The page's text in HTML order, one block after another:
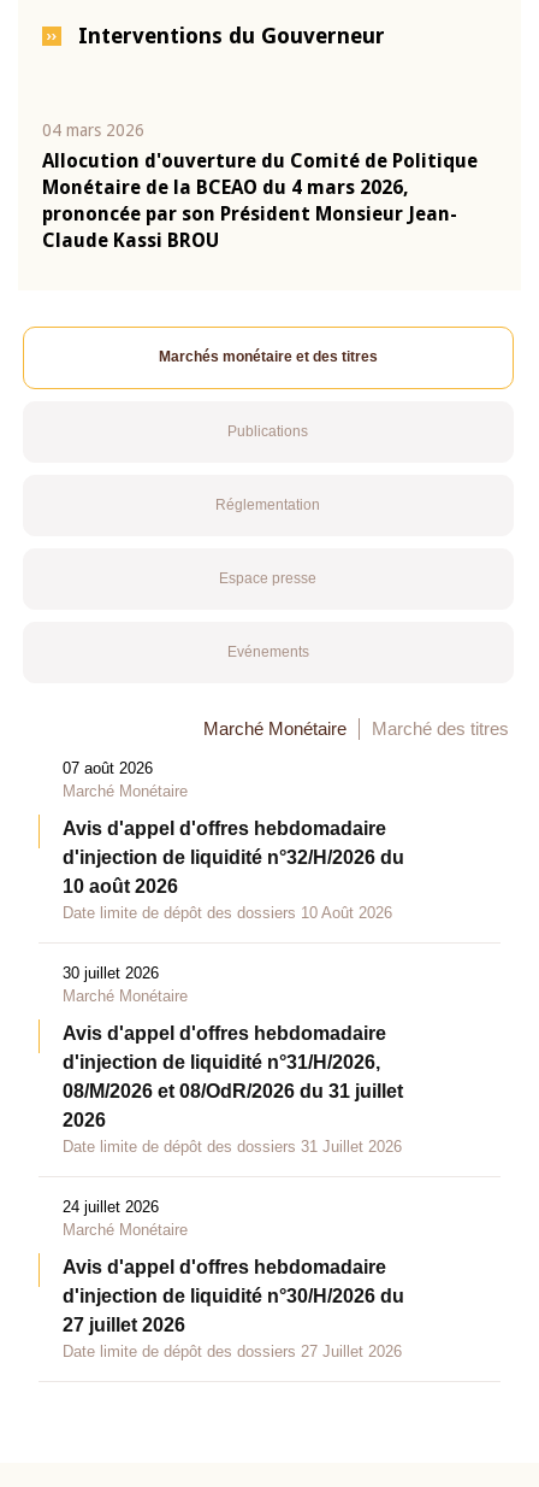
Interventions du Gouverneur
04 mars 2026
Allocution d'ouverture du Comité de Politique
Monétaire de la BCEAO du 4 mars 2026,
prononcée par son Président Monsieur Jean-
Claude Kassi BROU
Marchés monétaire et des titres
Publications
Réglementation
Espace presse
Evénements
Marché Monétaire Marché des titres
07 août 2026
Marché Monétaire
Avis d'appel d'offres hebdomadaire
d'injection de liquidité n°32/H/2026 du
10 août 2026
Date limite de dépôt des dossiers 10 Août 2026
30 juillet 2026
Marché Monétaire
Avis d'appel d'offres hebdomadaire
d'injection de liquidité n°31/H/2026,
08/M/2026 et 08/OdR/2026 du 31 juillet
2026
Date limite de dépôt des dossiers 31 Juillet 2026
24 juillet 2026
Marché Monétaire
Avis d'appel d'offres hebdomadaire
d'injection de liquidité n°30/H/2026 du
27 juillet 2026
Date limite de dépôt des dossiers 27 Juillet 2026